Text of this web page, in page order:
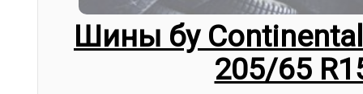
Шины бу
205/65